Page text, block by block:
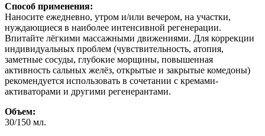
Способ применения:
Наносите ежедневно, утром и/или вечером, на участки,
нуждающиеся в наиболее интенсивной регенерации.
Впитайте лёгкими массажными движениями. Для коррекции
индивидуальных проблем (чувствительность, атопия,
заметные сосуды, глубокие морщины, повышенная
активность сальных желёз, открытые и закрытые комедоны)
рекомендуется использовать в сочетании с кремами-
активаторами и другими регенерантами.
Объем:
30/150 мл.